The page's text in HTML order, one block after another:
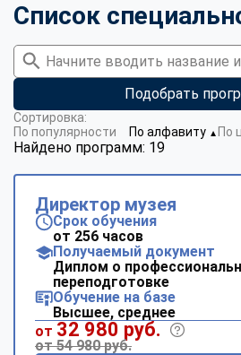
Список
Подобрать
Найдено программ: 19
Сортировка:
По популярности
По алфавиту ▼ По
Директор музея
Срок обучения
от 256 часов
Получаемый документ
Диплом о
переподготовке
Обучение на базе
Высшее, среднее
от 32 980 руб.
от 54 980 руб.